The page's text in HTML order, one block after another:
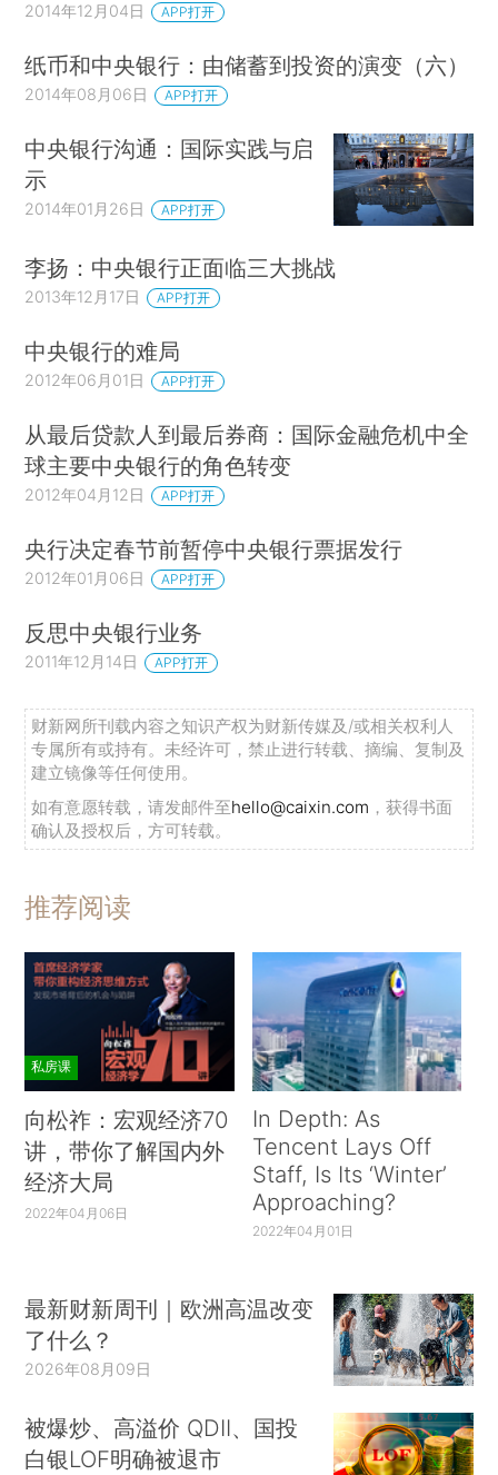
2014年12月04日 APP打开
纸币和中央银行：由储蓄到投资的演变（六）
2014年08月06日 APP打开
中央银行沟通：国际实践与启
示
2014年01月26日 APP打开
李扬：中央银行正面临三大挑战
2013年12月17日 APP打开
中央银行的难局
2012年06月01日 APP打开
从最后贷款人到最后券商：国际金融危机中全
球主要中央银行的角色转变
2012年04月12日 APP打开
央行决定春节前暂停中央银行票据发行
2012年01月06日 APP打开
反思中央银行业务
2011年12月14日 APP打开
财新网所刊载内容之知识产权为财新传媒及/或相关权利人
专属所有或持有。未经许可，禁止进行转载、摘编、复制及
建立镜像等任何使用。
如有意愿转载，请发邮件至hello@caixin.com ，获得书面
确认及授权后，方可转载。
推荐阅读
私房课
向松祚：宏观经济70
讲，带你了解国内外
经济大局
2022年04月06日
In Depth: As
Tencent Lays Off
Staff, Is Its ‘Winter’
Approaching?
2022年04月01日
最新财新周刊｜欧洲高温改变
了什么？
2026年08月09日
被爆炒、高溢价 QDII、国投
白银LOF明确被退市